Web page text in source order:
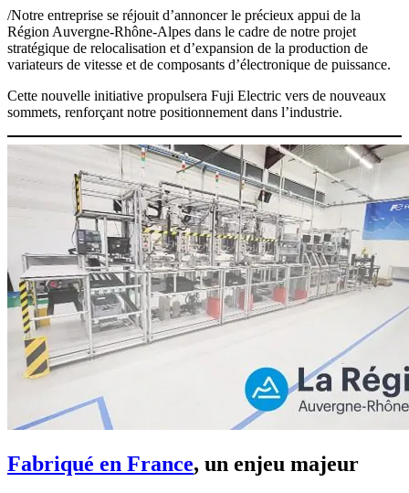
/Notre entreprise se réjouit d’annoncer le précieux appui de la
Région Auvergne-Rhône-Alpes dans le cadre de notre projet
stratégique de relocalisation et d’expansion de la production de
variateurs de vitesse et de composants d’électronique de puissance.
Cette nouvelle initiative propulsera Fuji Electric vers de nouveaux
sommets, renforçant notre positionnement dans l’industrie.
Fabriqué en France, un enjeu majeur